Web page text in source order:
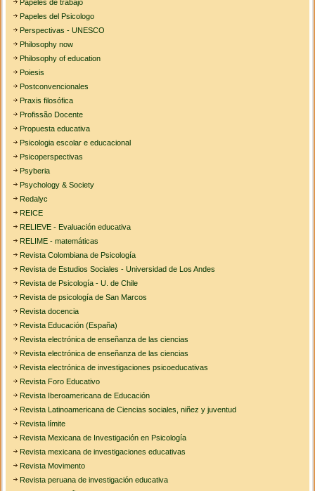
Papeles de trabajo
Papeles del Psicologo
Perspectivas - UNESCO
Philosophy now
Philosophy of education
Poiesis
Postconvencionales
Praxis filosófica
Profissão Docente
Propuesta educativa
Psicologia escolar e educacional
Psicoperspectivas
Psyberia
Psychology & Society
Redalyc
REICE
RELIEVE - Evaluación educativa
RELIME - matemáticas
Revista Colombiana de Psicología
Revista de Estudios Sociales - Universidad de Los Andes
Revista de Psicología - U. de Chile
Revista de psicología de San Marcos
Revista docencia
Revista Educación (España)
Revista electrónica de enseñanza de las ciencias
Revista electrónica de enseñanza de las ciencias
Revista electrónica de investigaciones psicoeducativas
Revista Foro Educativo
Revista Iberoamericana de Educación
Revista Latinoamericana de Ciencias sociales, niñez y juventud
Revista límite
Revista Mexicana de Investigación en Psicología
Revista mexicana de investigaciones educativas
Revista Movimento
Revista peruana de investigación educativa